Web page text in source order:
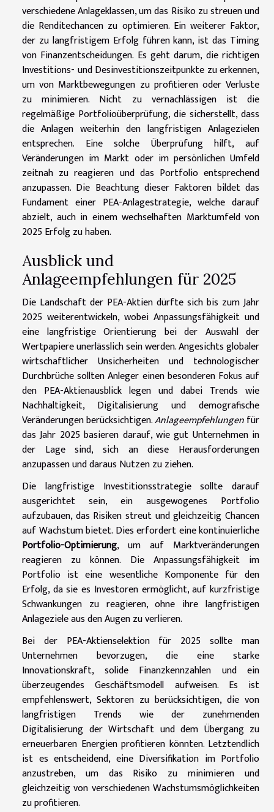
verschiedene Anlageklassen, um das Risiko zu streuen und
die Renditechancen zu optimieren. Ein weiterer Faktor,
der zu langfristigem Erfolg führen kann, ist das Timing
von Finanzentscheidungen. Es geht darum, die richtigen
Investitions- und Desinvestitionszeitpunkte zu erkennen,
um von Marktbewegungen zu profitieren oder Verluste
zu minimieren. Nicht zu vernachlässigen ist die
regelmäßige Portfolioüberprüfung, die sicherstellt, dass
die Anlagen weiterhin den langfristigen Anlagezielen
entsprechen. Eine solche Überprüfung hilft, auf
Veränderungen im Markt oder im persönlichen Umfeld
zeitnah zu reagieren und das Portfolio entsprechend
anzupassen. Die Beachtung dieser Faktoren bildet das
Fundament einer PEA-Anlagestrategie, welche darauf
abzielt, auch in einem wechselhaften Marktumfeld von
2025 Erfolg zu haben.
Ausblick und
Anlageempfehlungen für 2025
Die Landschaft der PEA-Aktien dürfte sich bis zum Jahr
2025 weiterentwickeln, wobei Anpassungsfähigkeit und
eine langfristige Orientierung bei der Auswahl der
Wertpapiere unerlässlich sein werden. Angesichts globaler
wirtschaftlicher Unsicherheiten und technologischer
Durchbrüche sollten Anleger einen besonderen Fokus auf
den PEA-Aktienausblick legen und dabei Trends wie
Nachhaltigkeit, Digitalisierung und demografische
Veränderungen berücksichtigen.Anlageempfehlungenfür
das Jahr 2025 basieren darauf, wie gut Unternehmen in
der Lage sind, sich an diese Herausforderungen
anzupassen und daraus Nutzen zu ziehen.
Die langfristige Investitionsstrategie sollte darauf
ausgerichtet sein, ein ausgewogenes Portfolio
aufzubauen, das Risiken streut und gleichzeitig Chancen
auf Wachstum bietet. Dies erfordert eine kontinuierliche
Portfolio-Optimierung, um auf Marktveränderungen
reagieren zu können. Die Anpassungsfähigkeit im
Portfolio ist eine wesentliche Komponente für den
Erfolg, da sie es Investoren ermöglicht, auf kurzfristige
Schwankungen zu reagieren, ohne ihre langfristigen
Anlageziele aus den Augen zu verlieren.
Bei der PEA-Aktienselektion für 2025 sollte man
Unternehmen bevorzugen, die eine starke
Innovationskraft, solide Finanzkennzahlen und ein
überzeugendes Geschäftsmodell aufweisen. Es ist
empfehlenswert, Sektoren zu berücksichtigen, die von
langfristigen Trends wie der zunehmenden
Digitalisierung der Wirtschaft und dem Übergang zu
erneuerbaren Energien profitieren könnten. Letztendlich
ist es entscheidend, eine Diversifikation im Portfolio
anzustreben, um das Risiko zu minimieren und
gleichzeitig von verschiedenen Wachstumsmöglichkeiten
zu profitieren.